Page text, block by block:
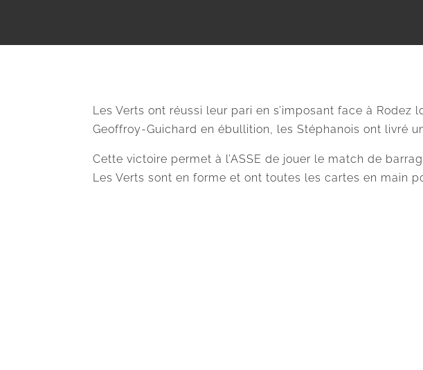
Les Verts ont réussi leur pari en s’imposant face à
Geoffroy-Guichard en ébullition, les Stéphanois ont livré
Cette victoire permet à l’ASSE de jouer le match de
Les Verts sont en forme et ont toutes les cartes en main